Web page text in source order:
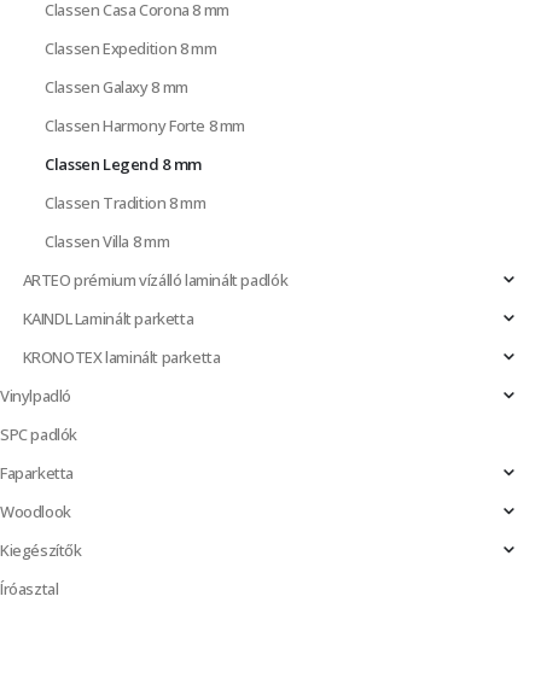
Classen Casa Corona 8 mm
Classen Expedition 8 mm
Classen Galaxy 8 mm
Classen Harmony Forte 8 mm
Classen Legend 8 mm
Classen Tradition 8 mm
Classen Villa 8 mm
ARTEO prémium vízálló laminált padlók
KAINDL Laminált parketta
KRONOTEX laminált parketta
Vinylpadló
SPC padlók
Faparketta
Woodlook
Kiegészítők
Íróasztal